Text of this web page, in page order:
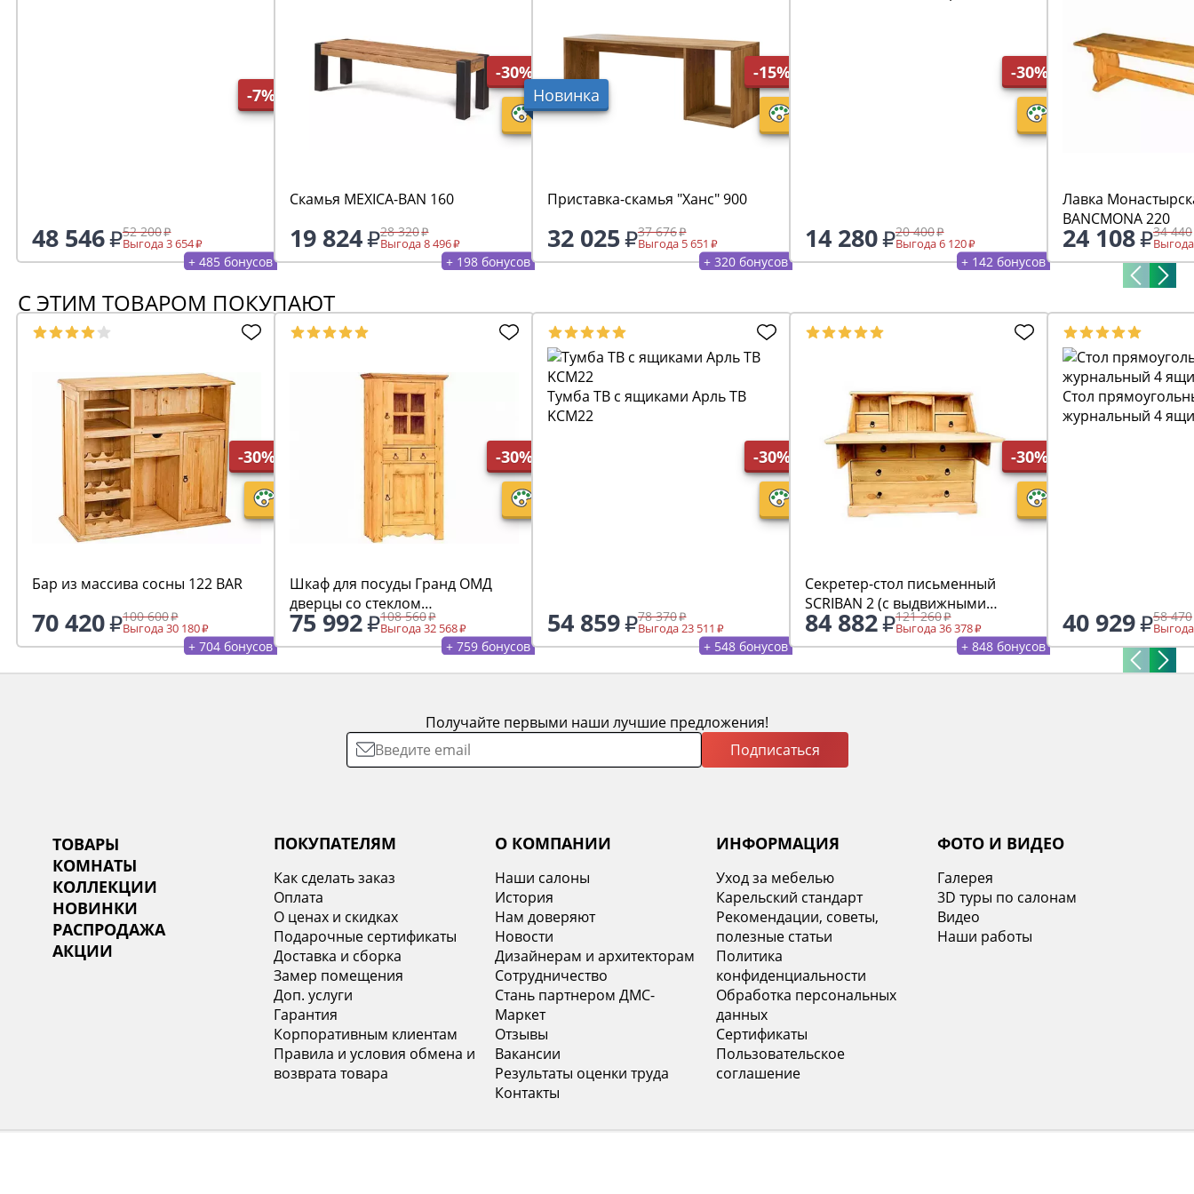
-7%
48 546 52 200
Выгода 3 654
+ 485 бонусов
-30%
Скамья MEXICA-BAN 160
19 824 28 320
Выгода 8 496
+ 198 бонусов
Новинка
-15%
Приставка-скамья "Ханс" 900
32 025 37 676
Выгода 5 651
+ 320 бонусов
-30%
14 280 20 400
Выгода 6 120
+ 142 бонусов
Лавка
BANCMONA 220
24 108 34 440
С ЭТИМ ТОВАРОМ ПОКУПАЮТ
-30%
Бар из массива сосны 122 BAR
70 420 100 600
Выгода 30 180
+ 704 бонусов
-30%
Шкаф для посуды Гранд ОМД
дверцы со стеклом
GD.HOM.DEB.V
75 992 108 560
Выгода 32 568
+ 759 бонусов
-30%
Тумба ТВ с ящиками Арль ТВ
KCM22
54 859 78 370
Выгода 23 511
+ 548 бонусов
-30%
Секретер-стол письменный
SCRIBAN 2 (с выдвижными
ящиками)
84 882 121 260
Выгода 36 378
+ 848 бонусов
Стол
журнальный 4
40 929 58 470
Получайте первыми наши лучшие предложения!
Подписаться
ТОВАРЫ
КОМНАТЫ
КОЛЛЕКЦИИ
НОВИНКИ
РАСПРОДАЖА
АКЦИИ
ПОКУПАТЕЛЯМ
Как сделать заказ
Оплата
О ценах и скидках
Подарочные сертификаты
Доставка и сборка
Замер помещения
Доп. услуги
Гарантия
Корпоративным клиентам
Правила и условия обмена и
возврата товара
О КОМПАНИИ
Наши салоны
История
Нам доверяют
Новости
Дизайнерам и архитекторам
Сотрудничество
Стань партнером ДМС-
Маркет
Отзывы
Вакансии
Результаты оценки труда
Контакты
ИНФОРМАЦИЯ
Уход за мебелью
Карельский стандарт
Рекомендации, советы,
полезные статьи
Политика
конфиденциальности
Обработка персональных
данных
Сертификаты
Пользовательское
соглашение
ФОТО И ВИДЕО
Галерея
3D туры по салонам
Видео
Наши работы